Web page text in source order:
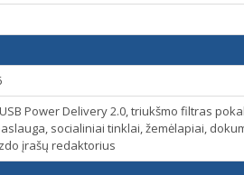
Power Delivery 2.0, triukšmo filtras
socialiniai tinklai, žemėlapiai,
įrašų redaktorius